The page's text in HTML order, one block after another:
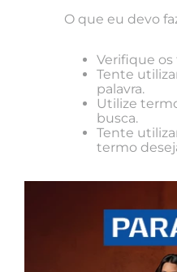
O que eu devo
Verifique
Tente
palavra.
Utilize
busca.
Tente
termo